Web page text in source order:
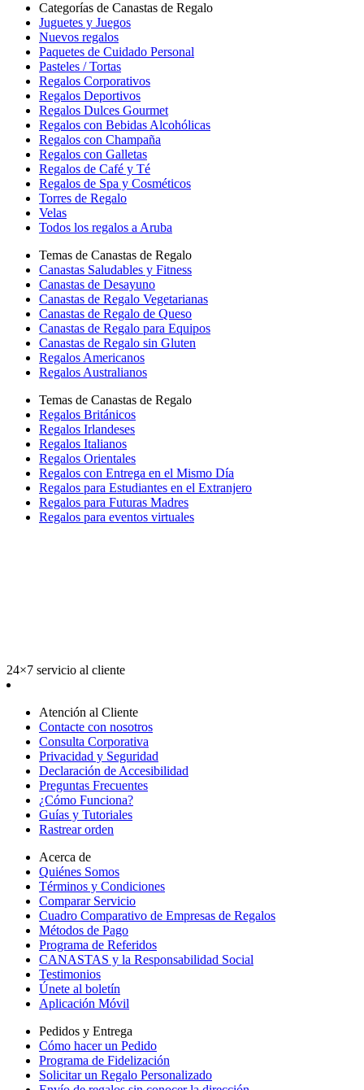
Categorías de Canastas de Regalo
Juguetes y Juegos
Nuevos regalos
Paquetes de Cuidado Personal
Pasteles / Tortas
Regalos Corporativos
Regalos Deportivos
Regalos Dulces Gourmet
Regalos con Bebidas Alcohólicas
Regalos con Champaña
Regalos con Galletas
Regalos de Café y Té
Regalos de Spa y Cosméticos
Torres de Regalo
Velas
Todos los regalos a Aruba
Temas de Canastas de Regalo
Canastas Saludables y Fitness
Canastas de Desayuno
Canastas de Regalo Vegetarianas
Canastas de Regalo de Queso
Canastas de Regalo para Equipos
Canastas de Regalo sin Gluten
Regalos Americanos
Regalos Australianos
Temas de Canastas de Regalo
Regalos Británicos
Regalos Irlandeses
Regalos Italianos
Regalos Orientales
Regalos con Entrega en el Mismo Día
Regalos para Estudiantes en el Extranjero
Regalos para Futuras Madres
Regalos para eventos virtuales
24×7 servicio al cliente
Atención al Cliente
Contacte con nosotros
Consulta Corporativa
Privacidad y Seguridad
Declaración de Accesibilidad
Preguntas Frecuentes
¿Cómo Funciona?
Guías y Tutoriales
Rastrear orden
Acerca de
Quiénes Somos
Términos y Condiciones
Comparar Servicio
Cuadro Comparativo de Empresas de Regalos
Métodos de Pago
Programa de Referidos
CANASTAS y la Responsabilidad Social
Testimonios
Únete al boletín
Aplicación Móvil
Pedidos y Entrega
Cómo hacer un Pedido
Programa de Fidelización
Solicitar un Regalo Personalizado